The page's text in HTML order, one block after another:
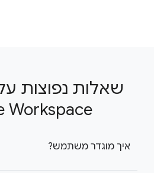
שאלות נפוצות
Workspace
איך מוגדר משתמש?